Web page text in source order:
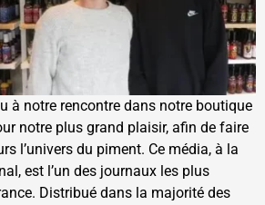
à notre rencontre dans notre boutique
notre plus grand plaisir, afin de faire
l’univers du piment. Ce média, à la
est l’un des journaux les plus
Distribué dans la majorité des